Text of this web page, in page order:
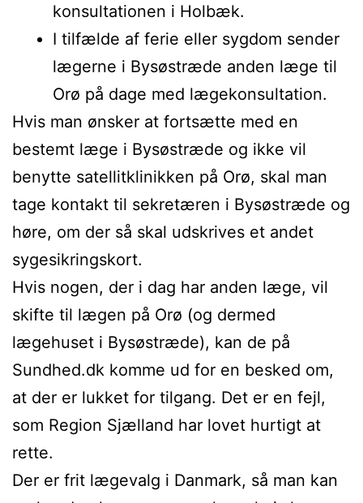
konsultationen i Holbæk.
I tilfælde af ferie eller sygdom sender
lægerne i Bysøstræde anden læge til
Orø på dage med lægekonsultation.
Hvis man ønsker at fortsætte med en
bestemt læge i Bysøstræde og ikke vil
benytte satellitklinikken på Orø, skal man
tage kontakt til sekretæren i Bysøstræde og
høre, om der så skal udskrives et andet
sygesikringskort.
Hvis nogen, der i dag har anden læge, vil
skifte til lægen på Orø (og dermed
lægehuset i Bysøstræde), kan de på
Sundhed.dk komme ud for en besked om,
at der er lukket for tilgang. Det er en fejl,
som Region Sjælland har lovet hurtigt at
rette.
Der er frit lægevalg i Danmark, så man kan